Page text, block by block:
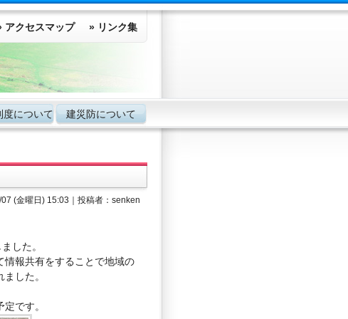
アクセスマップ » リンク集
度について 建災防について
(金曜日) 15:03 ｜投稿者： senken
した。
報共有をすることで地域の
した。
です。